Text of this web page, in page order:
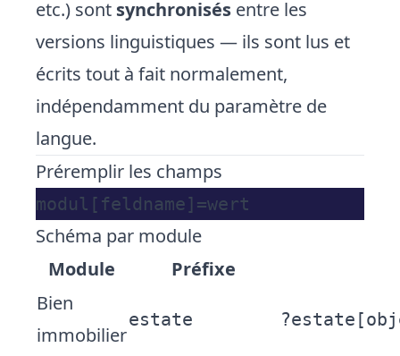
etc.) sont synchronisés entre les
versions linguistiques — ils sont lus et
écrits tout à fait normalement,
indépendamment du paramètre de
langue.
Préremplir les champs
Schéma par module
Module
Préfixe
Bien
immobilier
estate